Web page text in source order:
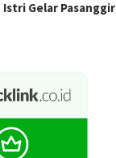
Istri Gelar